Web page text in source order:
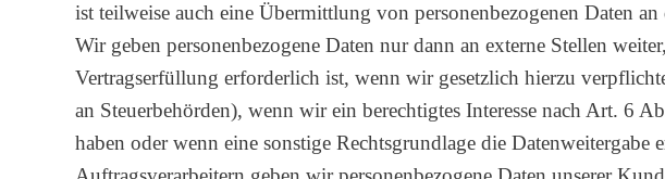
ist teilweise auch eine Übermittlung von personenbezogenen Daten
Wir geben personenbezogene Daten nur dann an externe Stellen
Vertragserfüllung erforderlich ist, wenn wir gesetzlich hierzu
an Steuerbehörden), wenn wir ein berechtigtes Interesse nach Art. 6
haben oder wenn eine sonstige Rechtsgrundlage die Datenweitergabe